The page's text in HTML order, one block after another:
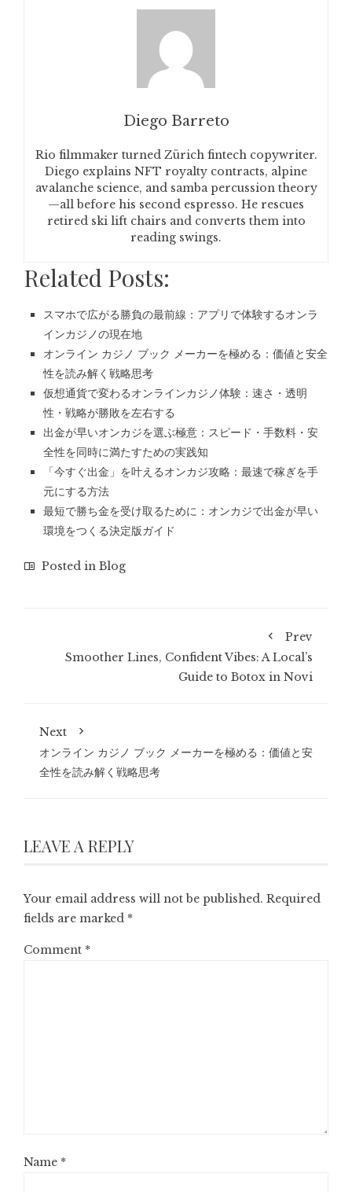
Diego Barreto
Rio filmmaker turned Zürich fintech copywriter.
Diego explains NFT royalty contracts, alpine
avalanche science, and samba percussion theory
—all before his second espresso. He rescues
retired ski lift chairs and converts them into
reading swings.
Related Posts:
スマホで広がる勝負の最前線：アプリで体験するオンラ
インカジノの現在地
オンライン カジノ ブック メーカーを極める：価値と安全
性を読み解く戦略思考
仮想通貨で変わるオンラインカジノ体験：速さ・透明
性・戦略が勝敗を左右する
出金が早いオンカジを選ぶ極意：スピード・手数料・安
全性を同時に満たすための実践知
「今すぐ出金」を叶えるオンカジ攻略：最速で稼ぎを手
元にする方法
最短で勝ち金を受け取るために：オンカジで出金が早い
環境をつくる決定版ガイド
Posted in Blog
Prev
Smoother Lines, Confident Vibes: A Local’s
Guide to Botox in Novi
Next
オンライン カジノ ブック メーカーを極める：価値と安
全性を読み解く戦略思考
LEAVE A REPLY
Your email address will not be published. Required
fields are marked *
Comment *
Name *